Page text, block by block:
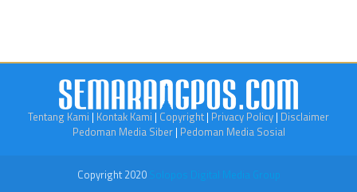
Tentang Kami | Kontak Kami | Copyright | Privacy Policy | Disclaimer
Pedoman Media Siber| Pedoman Media Sosial
Copyright 2020 Solopos Digital Media Group